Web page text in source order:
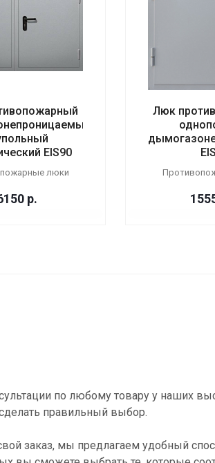
EIS90
люки
р.
Люк
по любому товару у наших
правильный выбор.
заказ, мы предлагаем удобный